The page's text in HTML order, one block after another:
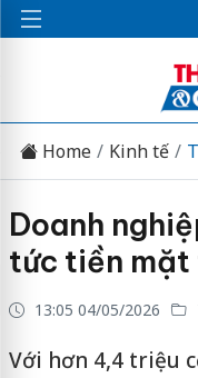
Home Kinh tế
Doanh
tức tiền mặt
13:05 04/05/2026
Với hơn 4,4 triệu